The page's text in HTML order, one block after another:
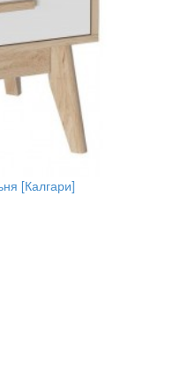
[Калгари]